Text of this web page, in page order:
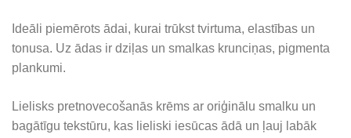
Ideāli piemērots ādai, kurai trūkst tvirtuma, elastības un
tonusa. Uz ādas ir dziļas un smalkas krunciņas, pigmenta
plankumi.
Lielisks pretnovecošanās krēms ar oriģinālu smalku un
bagātīgu tekstūru, kas lieliski iesūcas ādā un ļauj labāk